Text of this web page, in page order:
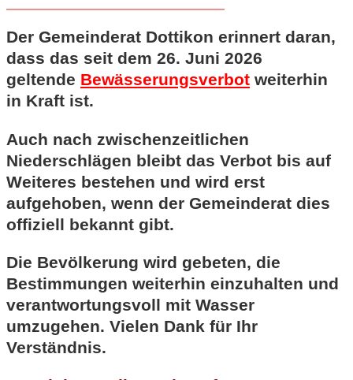
Der Gemeinderat Dottikon erinnert daran,
dass das seit dem 26. Juni 2026
geltende Bewässerungsverbot weiterhin
in Kraft ist.
Auch nach zwischenzeitlichen
Niederschlägen bleibt das Verbot bis auf
Weiteres bestehen und wird erst
aufgehoben, wenn der Gemeinderat dies
offiziell bekannt gibt.
Die Bevölkerung wird gebeten, die
Bestimmungen weiterhin einzuhalten und
verantwortungsvoll mit Wasser
umzugehen. Vielen Dank für Ihr
Verständnis.